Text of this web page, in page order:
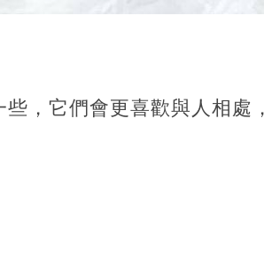
，它們會更喜歡與人相處